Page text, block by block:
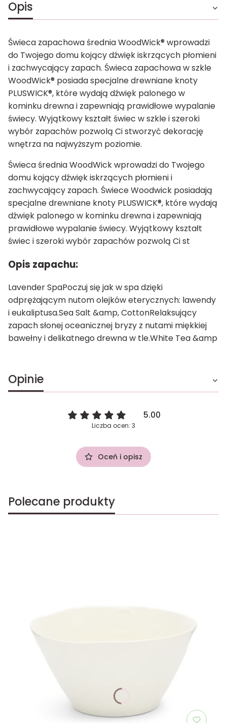
Opis
Świeca zapachowa średnia WoodWick® wprowadzi
do Twojego domu kojący dźwięk iskrzących płomieni
i zachwycający zapach. Świeca zapachowa w szkle
WoodWick® posiada specjalne drewniane knoty
PLUSWICK®, które wydają dźwięk palonego w
kominku drewna i zapewniają prawidłowe wypalanie
świecy. Wyjątkowy kształt świec w szkle i szeroki
wybór zapachów pozwolą Ci stworzyć dekorację
wnętrza na najwyższym poziomie.
Świeca średnia WoodWick wprowadzi do Twojego
domu kojący dźwięk iskrzących płomieni i
zachwycający zapach. Świece Woodwick posiadają
specjalne drewniane knoty PLUSWICK®, które wydają
dźwięk palonego w kominku drewna i zapewniają
prawidłowe wypalanie świecy. Wyjątkowy kształt
świec i szeroki wybór zapachów pozwolą Ci st
Opis zapachu:
Lavender SpaPoczuj się jak w spa dzięki
odprężającym nutom olejków eterycznych: lawendy
i eukaliptusa.Sea Salt &amp, CottonRelaksujący
zapach słonej oceanicznej bryzy z nutami miękkiej
bawełny i delikatnego drewna w tle.White Tea &amp
Opinie
5.00
Liczba ocen: 3
Oceń i opisz
Polecane produkty